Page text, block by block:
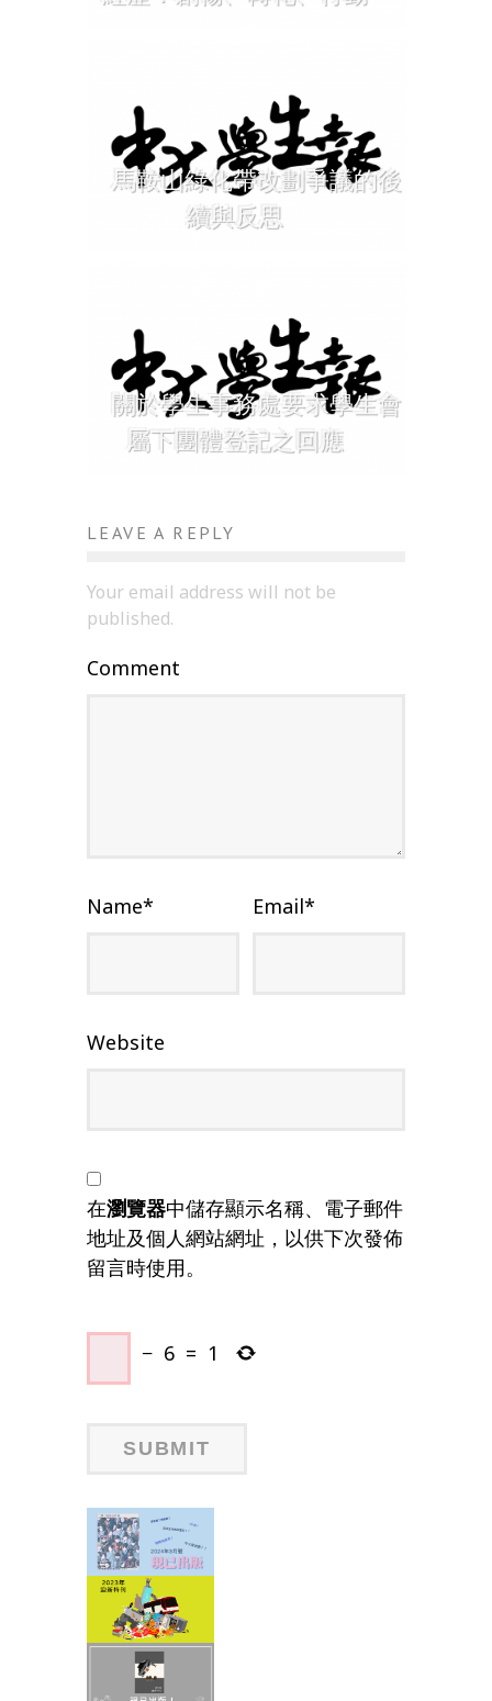
馬鞍山綠化帶改劃爭議的後
續與反思
關於學生事務處要求學生會
屬下團體登記之回應
LEAVE A REPLY
Your email address will not be
published.
Comment
Name* Email*
Website
在瀏覽器中儲存顯示名稱、電子郵件
地址及個人網站網址，以供下次發佈
留言時使用。
− 6 = 1